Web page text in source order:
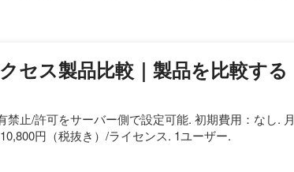
セス製品比較｜製品を比較する
止/許可をサーバー側で設定可能. 初期費用：なし. 月
円（税抜き）/ライセンス. 1ユーザー.